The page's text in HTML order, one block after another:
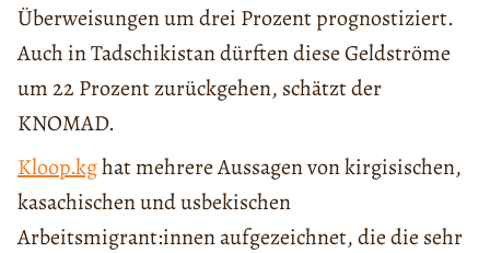
Überweisungen um drei Prozent prognostiziert.
Auch in Tadschikistan dürften diese Geldströme
um 22 Prozent zurückgehen, schätzt der
KNOMAD.
Kloop.kghat mehrere Aussagen von kirgisischen,
kasachischen und usbekischen
Arbeitsmigrant:innen aufgezeichnet, die die sehr